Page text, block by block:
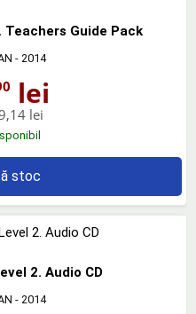
Guide Pack
- 2014
lei
lei
stoc
2. Audio CD
- 2014